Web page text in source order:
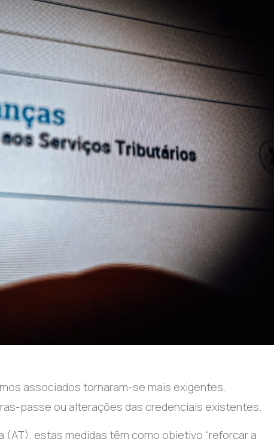
associados tornaram-se mais exigentes,
passe ou alterações das credenciais existentes.
(AT), estas medidas têm como objetivo “reforçar a